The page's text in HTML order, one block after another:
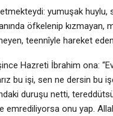
yumuşak huylu,
öfkelenip kızmayan,
teennîyle hareket eden.
Hazreti İbrahim ona:
bu işi, sen ne dersin bu
duruşu netti,
emrediliyorsa onu yap.